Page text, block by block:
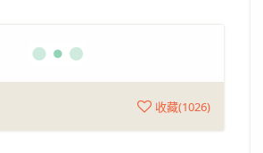
收藏(1026)